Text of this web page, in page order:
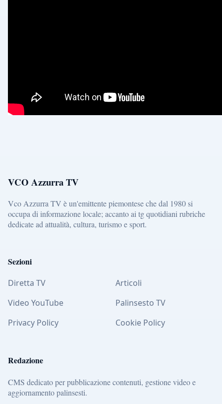
VCO Azzurra TV
Vco Azzurra TV è un'emittente piemontese che dal 1980 si
occupa di informazione locale; accanto ai tg quotidiani rubriche
dedicate ad attualità, cultura, turismo e sport.
Sezioni
Diretta TV
Articoli
Video YouTube
Palinsesto TV
Privacy Policy
Cookie Policy
Redazione
CMS dedicato per pubblicazione contenuti, gestione video e
aggiornamento palinsesti.